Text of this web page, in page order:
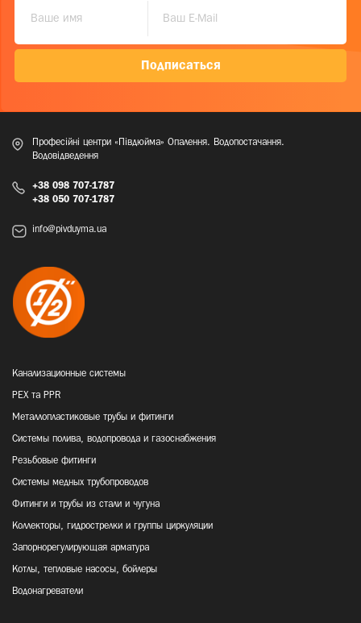
Подписаться
Професійні центри «Півдюйма» Опалення. Водопостачання.
Водовідведення
+38 098 707-1787
+38 050 707-1787
info@pivduyma.ua
Канализационные системы
PEX та PPR
Металлопластиковые трубы и фитинги
Системы полива, водопровода и газоснабжения
Резьбовые фитинги
Системы медных трубопроводов
Фитинги и трубы из стали и чугуна
Коллекторы, гидрострелки и группы циркуляции
Запорнорегулирующая арматура
Котлы, тепловые насосы, бойлеры
Водонагреватели